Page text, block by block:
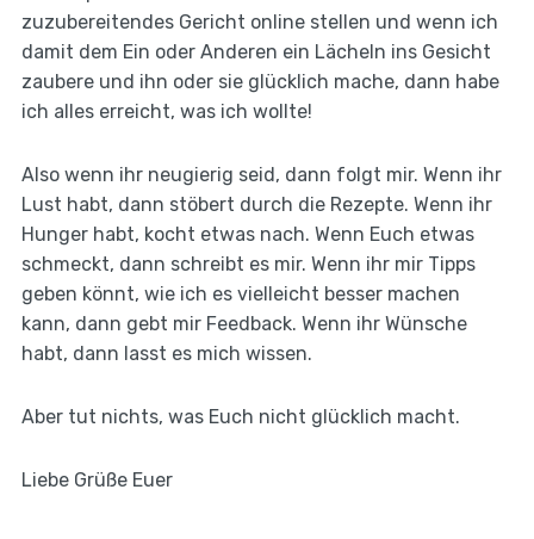
zuzubereitendes Gericht online stellen und wenn ich
damit dem Ein oder Anderen ein Lächeln ins Gesicht
zaubere und ihn oder sie glücklich mache, dann habe
ich alles erreicht, was ich wollte!
Also wenn ihr neugierig seid, dann folgt mir. Wenn ihr
Lust habt, dann stöbert durch die Rezepte. Wenn ihr
Hunger habt, kocht etwas nach. Wenn Euch etwas
schmeckt, dann schreibt es mir. Wenn ihr mir Tipps
geben könnt, wie ich es vielleicht besser machen
kann, dann gebt mir Feedback. Wenn ihr Wünsche
habt, dann lasst es mich wissen.
Aber tut nichts, was Euch nicht glücklich macht.
Liebe Grüße Euer